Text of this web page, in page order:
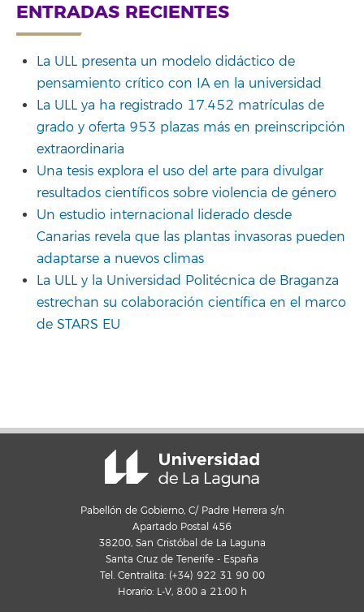
ENTRADAS RECIENTES
La ULL presenta un modelo didáctico de
pensamiento crítico con IA en la universidad
La ULL ya ha registrado 17.452 matrículas de
grado y oferta 953 plazas más en preinscripción
extraordinaria
Una tesis explora el uso del arte para divulgar
resultados científicos sobre violencia de género
Un estudio internacional liderado desde
Canarias revela que las plantas invasoras pueden
adaptarse a nuevos climas
La ULL y la Universidad Politécnica de Braganza
estrechan su colaboración científica en el marco
de STARS EU
Pabellón de Gobierno, C/ Padre Herrera s/n
Apartado Postal 456
38200, San Cristóbal de La Laguna
Santa Cruz de Tenerife - España
Tel. Centralita: (+34) 922 31 90 00
Horario: L-V, 8:00 a 21:00 h